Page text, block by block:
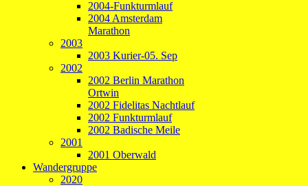
2004-Funkturmlauf
2004 Amsterdam
Marathon
2003
2003 Kurier-05. Sep
2002
2002 Berlin Marathon
Ortwin
2002 Fidelitas Nachtlauf
2002 Funkturmlauf
2002 Badische Meile
2001
2001 Oberwald
Wandergruppe
2020